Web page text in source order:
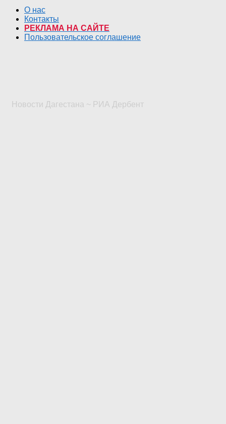
О нас
Контакты
РЕКЛАМА НА САЙТЕ
Пользовательское соглашение
Новости Дагестана ~ РИА Дербент